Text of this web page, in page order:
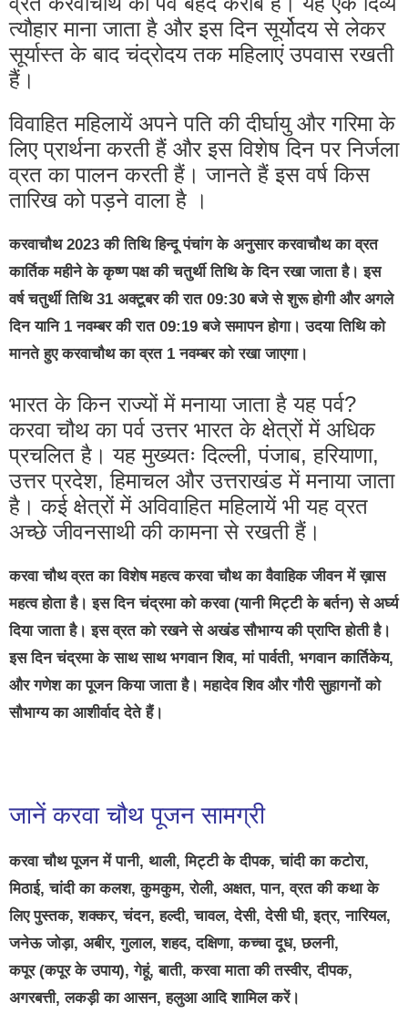
त्यौहार माना जाता है और इस दिन सूर्योदय से लेकर
सूर्यास्त के बाद चंद्रोदय तक महिलाएं उपवास रखती
हैं।
विवाहित महिलायें अपने पति की दीर्घायु और गरिमा के
लिए प्रार्थना करती हैं और इस विशेष दिन पर निर्जला
व्रत का पालन करती हैं। जानते हैं इस वर्ष किस
तारिख को पड़ने वाला है ।
करवाचौथ 2023 की तिथि हिन्दू पंचांग के अनुसार करवाचौथ का व्रत
कार्तिक महीने के कृष्ण पक्ष की चतुर्थी तिथि के दिन रखा जाता है। इस
वर्ष चतुर्थी तिथि 31 अक्टूबर की रात 09:30 बजे से शुरू होगी और अगले
दिन यानि 1 नवम्बर की रात 09:19 बजे समापन होगा। उदया तिथि को
मानते हुए करवाचौथ का व्रत 1 नवम्बर को रखा जाएगा।
भारत के किन राज्यों में मनाया जाता है यह पर्व?
करवा चौथ का पर्व उत्तर भारत के क्षेत्रों में अधिक
प्रचलित है। यह मुख्यतः दिल्ली, पंजाब, हरियाणा,
उत्तर प्रदेश, हिमाचल और उत्तराखंड में मनाया जाता
है। कई क्षेत्रों में अविवाहित महिलायें भी यह व्रत
अच्छे जीवनसाथी की कामना से रखती हैं।
करवा चौथ व्रत का विशेष महत्व करवा चौथ का वैवाहिक जीवन में ख़ास
महत्व होता है। इस दिन चंद्रमा को करवा (यानी मिट्टी के बर्तन) से अर्घ्य
दिया जाता है। इस व्रत को रखने से अखंड सौभाग्य की प्राप्ति होती है।
इस दिन चंद्रमा के साथ साथ भगवान शिव, मां पार्वती, भगवान कार्तिकेय,
और गणेश का पूजन किया जाता है। महादेव शिव और गौरी सुहागनों को
सौभाग्य का आशीर्वाद देते हैं।
जानें करवा चौथ पूजन सामग्री
करवा चौथ पूजन में पानी, थाली, मिट्टी के दीपक, चांदी का कटोरा,
मिठाई, चांदी का कलश, कुमकुम, रोली, अक्षत, पान, व्रत की कथा के
लिए पुस्तक, शक्कर, चंदन, हल्दी, चावल, देसी, देसी घी, इत्र, नारियल,
जनेऊ जोड़ा, अबीर, गुलाल, शहद, दक्षिणा, कच्चा दूध, छलनी,
कपूर(कपूर के उपाय), गेहूं, बाती, करवा माता की तस्वीर, दीपक,
अगरबत्ती, लकड़ी का आसन, हलुआ आदि शामिल करें।